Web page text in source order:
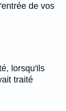
de vos
lorsqu'ils
traité